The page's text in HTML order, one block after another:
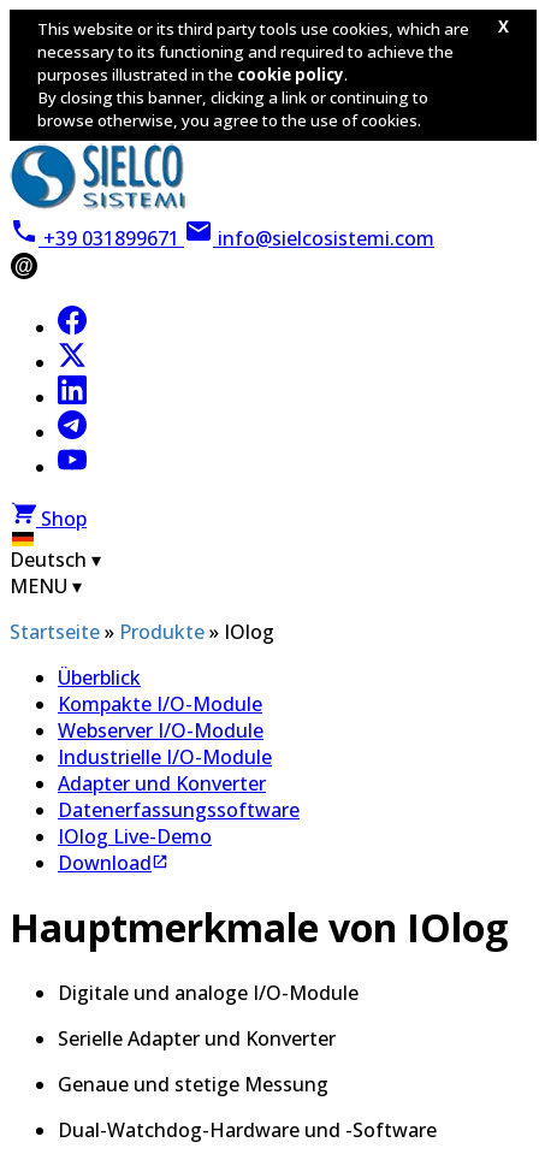
X
This website or its third party tools use cookies, which are
necessary to its functioning and required to achieve the
purposes illustrated in the cookie policy.
By closing this banner, clicking a link or continuing to
browse otherwise, you agree to the use of cookies.
+39 031899671 info@sielcosistemi.com
@
Shop
Deutsch ▾
MENU ▾
Startseite» Produkte» IOlog
Überblick
Kompakte I/O-Module
Webserver I/O-Module
Industrielle I/O-Module
Adapter und Konverter
Datenerfassungssoftware
IOlog Live-Demo
Download
Hauptmerkmale von IOlog
Digitale und analoge I/O-Module
Serielle Adapter und Konverter
Genaue und stetige Messung
Dual-Watchdog-Hardware und -Software